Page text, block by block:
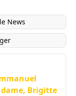
News
dame, Brigitte